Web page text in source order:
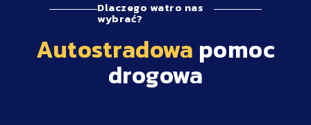
Dlaczego watro nas
wybrać?
Autostradowa pomoc
drogowa